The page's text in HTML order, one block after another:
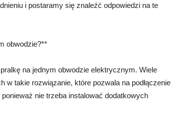
i postaramy się znaleźć odpowiedzi na te
obwodzie?**
na jednym obwodzie elektrycznym. Wiele
takie rozwiązanie, które pozwala na podłączenie
nie trzeba instalować dodatkowych